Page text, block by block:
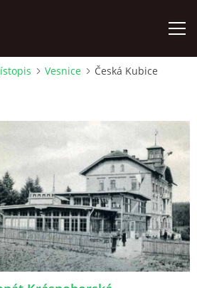
Vesnice Česká Kubice